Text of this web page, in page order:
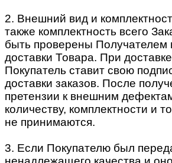
2. Внешний вид и
также комплектность всего
быть проверены Получателем
доставки Товара. При
Покупатель ставит свою
доставки заказов. После
претензии к внешним
количеству, комплектности и
не принимаются.
3. Если Покупателю был